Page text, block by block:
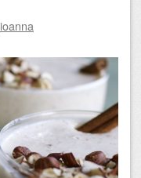
ioanna